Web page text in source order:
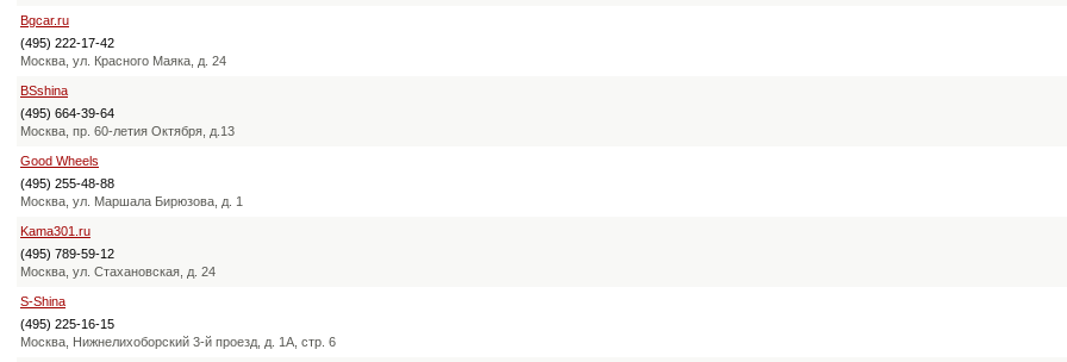
Bgcar.ru
(495) 222-17-42
Москва, ул. Красного Маяка, д. 24
BSshina
(495) 664-39-64
Москва, пр. 60-летия Октября, д.13
Good Wheels
(495) 255-48-88
Москва, ул. Маршала Бирюзова, д. 1
Kama301.ru
(495) 789-59-12
Москва, ул. Стахановская, д. 24
S-Shina
(495) 225-16-15
Москва, Нижнелихоборский 3-й проезд, д. 1А, стр. 6